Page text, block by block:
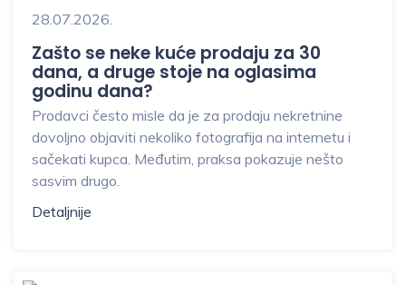
28.07.2026.
Zašto se neke kuće prodaju za 30
dana, a druge stoje na oglasima
godinu dana?
Prodavci često misle da je za prodaju nekretnine
dovoljno objaviti nekoliko fotografija na internetu i
sačekati kupca. Međutim, praksa pokazuje nešto
sasvim drugo.
Detaljnije